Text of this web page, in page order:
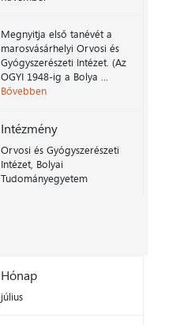
Megnyitja első tanévét a
marosvásárhelyi Orvosi és
Gyógyszerészeti Intézet. (Az
OGYI 1948-ig a Bolya ...
Bővebben
Intézmény
Orvosi és Gyógyszerészeti
Intézet, Bolyai
Tudományegyetem
Hónap
július